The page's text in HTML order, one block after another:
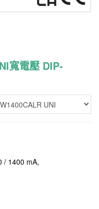
寬電壓 DIP-
/ 1400 mA,